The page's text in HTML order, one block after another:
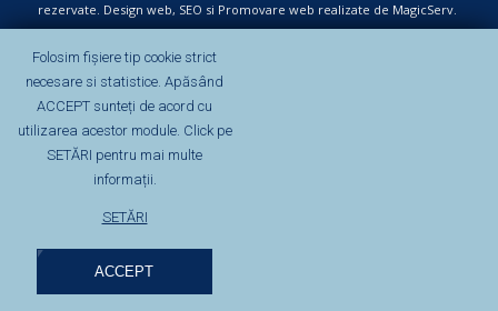
rezervate. Design web, SEO si Promovare web realizate de MagicServ.
Folosim fișiere tip cookie strict
necesare si statistice. Apăsând
ACCEPT sunteți de acord cu
utilizarea acestor module. Click pe
SETĂRI pentru mai multe
informații.
SETĂRI
ACCEPT